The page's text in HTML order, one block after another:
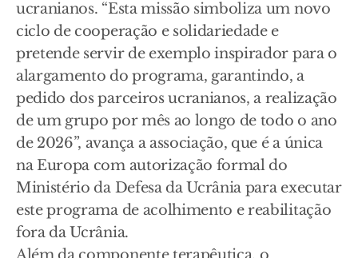
ucranianos. “Esta missão simboliza um novo
ciclo de cooperação e solidariedade e
pretende servir de exemplo inspirador para o
alargamento do programa, garantindo, a
pedido dos parceiros ucranianos, a realização
de um grupo por mês ao longo de todo o ano
de 2026”, avança a associação, que é a única
na Europa com autorização formal do
Ministério da Defesa da Ucrânia para executar
este programa de acolhimento e reabilitação
fora da Ucrânia.